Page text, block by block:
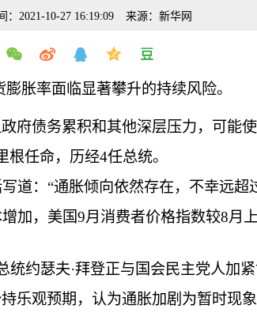
：2021-10-27 16:19:09 来源：新华网
胀率面临显著攀升的持续风险。
府债务累积和其他深层压力，可能使
任命，历经4任总统。
道：“通胀倾向依然存在，不幸远超
加，美国9月消费者价格指数较8月
约瑟夫·拜登正与国会民主党人加紧
乐观预期，认为通胀加剧为暂时现象